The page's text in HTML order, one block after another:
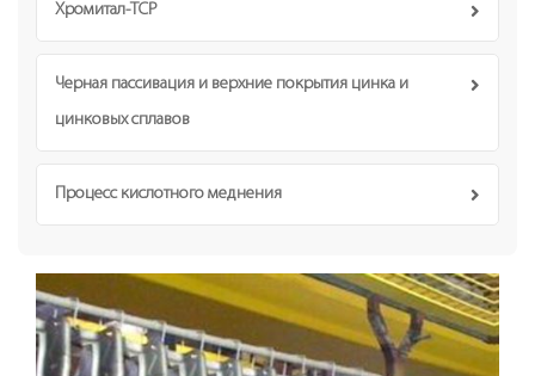
Хромитал-TCP
Черная пассивация и верхние покрытия цинка и
цинковых сплавов
Процесс кислотного меднения